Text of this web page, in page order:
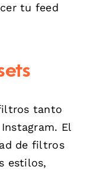
tu feed
tanto
El
de filtros
estilos,